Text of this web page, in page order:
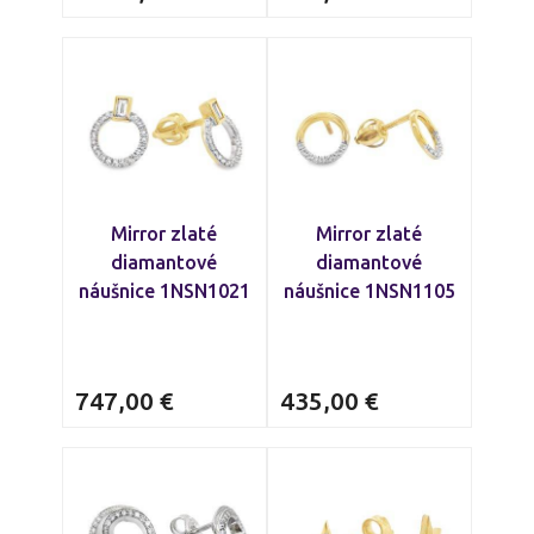
Mirror zlaté
diamantové
náušnice 1NSN1021
747,00 €
Mirror zlaté
diamantové
náušnice 1NSN1105
435,00 €